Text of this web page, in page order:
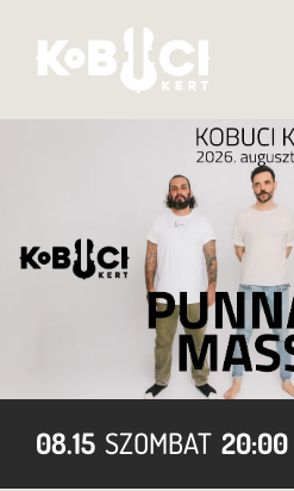
08.15 SZOMBAT 20:00